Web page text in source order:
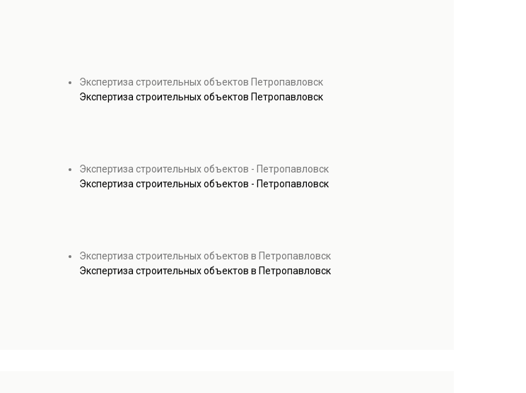
Экспертиза строительных объектов Петропавловск
Экспертиза строительных объектов Петропавловск
Экспертиза строительных объектов - Петропавловск
Экспертиза строительных объектов - Петропавловск
Экспертиза строительных объектов в Петропавловск
Экспертиза строительных объектов в Петропавловск